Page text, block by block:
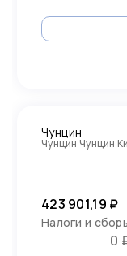
Чунцин
Чунцин Чунцин
423 901,19 ₽
Налоги и
0